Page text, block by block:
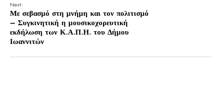
Next:
Με σεβασμό στη μνήμη και τον πολιτισμό
– Συγκινητική η μουσικοχορευτική
εκδήλωση των Κ.Α.Π.Η. του Δήμου
Ιωαννιτών